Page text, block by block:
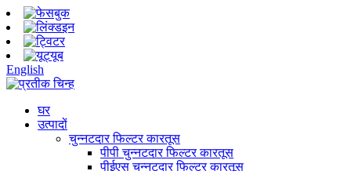
English
घर
उत्पादों
चुन्नटदार फिल्टर कारतूस
पीपी चुन्नटदार फिल्टर कारतूस
पीईएस चुन्नटदार फिल्टर कारतूस